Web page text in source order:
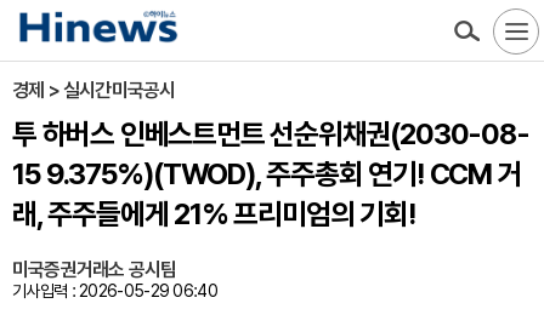
경제 > 실시간미국공시
투 하버스 인베스트먼트 선순위채권(2030-08-
15 9.375%)(TWOD), 주주총회 연기! CCM 거
래, 주주들에게 21% 프리미엄의 기회!
미국증권거래소 공시팀
기사입력 : 2026-05-29 06:40